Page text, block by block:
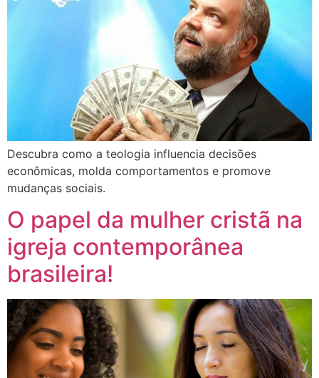
Descubra como a teologia influencia decisões
econômicas, molda comportamentos e promove
mudanças sociais.
O papel da mulher cristã na
igreja contemporânea
brasileira!